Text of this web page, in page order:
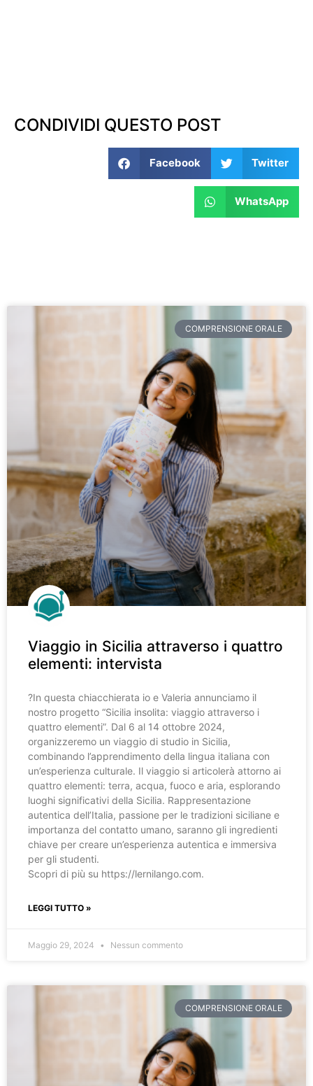
CONDIVIDI QUESTO POST
Facebook Twitter
WhatsApp
COMPRENSIONE ORALE
Viaggio in Sicilia attraverso i quattro
elementi: intervista
?️In questa chiacchierata io e Valeria annunciamo il
nostro progetto “Sicilia insolita: viaggio attraverso i
quattro elementi”. Dal 6 al 14 ottobre 2024,
organizzeremo un viaggio di studio in Sicilia,
combinando l’apprendimento della lingua italiana con
un’esperienza culturale. Il viaggio si articolerà attorno ai
quattro elementi: terra, acqua, fuoco e aria, esplorando
luoghi significativi della Sicilia. Rappresentazione
autentica dell’Italia, passione per le tradizioni siciliane e
importanza del contatto umano, saranno gli ingredienti
chiave per creare un’esperienza autentica e immersiva
per gli studenti.
Scopri di più su https://lernilango.com.
LEGGI TUTTO »
Maggio 29, 2024 Nessun commento
COMPRENSIONE ORALE